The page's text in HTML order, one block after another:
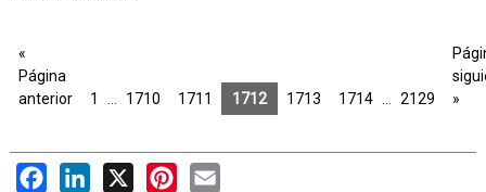
«
Página
anterior
1 1710 1711 1712 1713 1714 2129
»
FacebookLinkedIn
X PinterestEmail